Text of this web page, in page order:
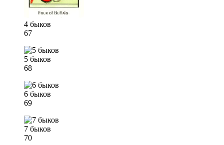
4 быков
67
5 быков
68
6 быков
69
7 быков
70